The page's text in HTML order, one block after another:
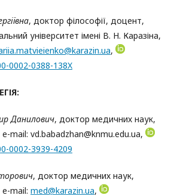
, доктор філософії, доцент,
університет імені В. Н. Каразіна,
,
0002-0388-138X
Данилович, доктор медичних наук,
mail: vd.babadzhan@knmu.edu.ua,
0002-3939-4209
, доктор медичних наук,
mail: med@karazin.ua,